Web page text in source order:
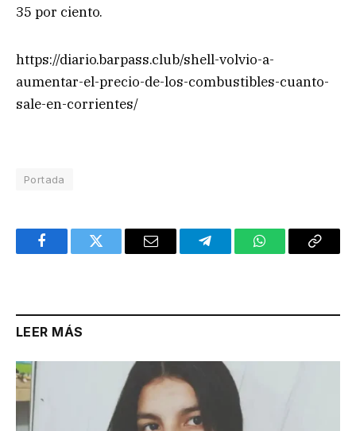
35 por ciento.
https://diario.barpass.club/shell-volvio-a-
aumentar-el-precio-de-los-combustibles-cuanto-
sale-en-corrientes/
Portada
FacebookTwitter Email TelegramWhatsAppCopy
LEER MÁS